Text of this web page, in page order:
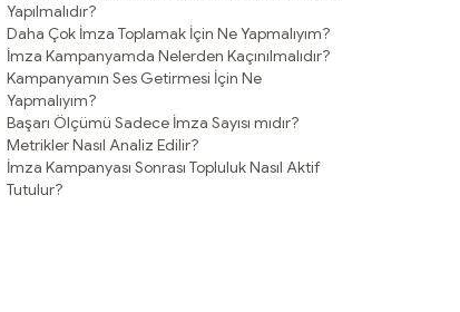
Yapılmalıdır?
Daha Çok İmza Toplamak İçin Ne Yapmalıyım?
İmza Kampanyamda Nelerden Kaçınılmalıdır?
Kampanyamın Ses Getirmesi İçin Ne
Yapmalıyım?
Başarı Ölçümü Sadece İmza Sayısı mıdır?
Metrikler Nasıl Analiz Edilir?
İmza Kampanyası Sonrası Topluluk Nasıl Aktif
Tutulur?